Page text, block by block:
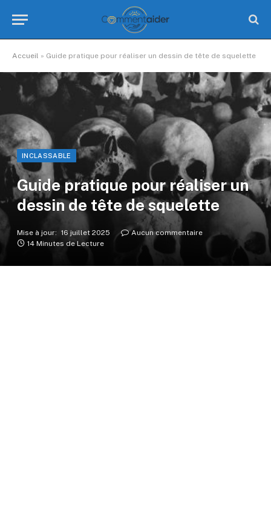
Accueil » Guide pratique pour réaliser un dessin de tête de squelette
INCLASSABLE
Guide pratique pour réaliser un
dessin de tête de squelette
Mise à jour: 16 juillet 2025
Aucun commentaire
14 Minutes de Lecture